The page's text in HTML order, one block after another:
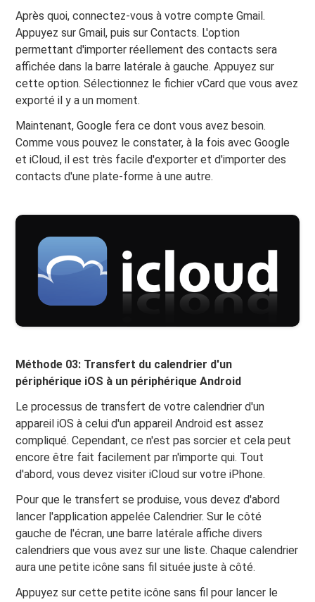
Après quoi, connectez-vous à votre compte Gmail.
Appuyez sur Gmail, puis sur Contacts. L'option
permettant d'importer réellement des contacts sera
affichée dans la barre latérale à gauche. Appuyez sur
cette option. Sélectionnez le fichier vCard que vous avez
exporté il y a un moment.
Maintenant, Google fera ce dont vous avez besoin.
Comme vous pouvez le constater, à la fois avec Google
et iCloud, il est très facile d'exporter et d'importer des
contacts d'une plate-forme à une autre.
Méthode 03: Transfert du calendrier d'un
périphérique iOS à un périphérique Android
Le processus de transfert de votre calendrier d'un
appareil iOS à celui d'un appareil Android est assez
compliqué. Cependant, ce n'est pas sorcier et cela peut
encore être fait facilement par n'importe qui. Tout
d'abord, vous devez visiter iCloud sur votre iPhone.
Pour que le transfert se produise, vous devez d'abord
lancer l'application appelée Calendrier. Sur le côté
gauche de l'écran, une barre latérale affiche divers
calendriers que vous avez sur une liste. Chaque calendrier
aura une petite icône sans fil située juste à côté.
Appuyez sur cette petite icône sans fil pour lancer le